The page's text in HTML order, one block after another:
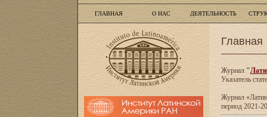
ГЛАВНАЯ О НАС ДЕЯТЕЛЬНОСТЬ
Главная
Журнал"
Указатель
Журнал
период 2021-